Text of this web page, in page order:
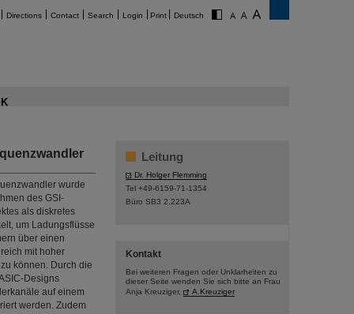
Directions Contact Search Login Print Deutsch
wurde
des GSI-
als diskretes
um Ladungsflüsse
über einen
mit hoher
können. Durch die
Designs
auf einem
werden. Zudem
Leitung
Dr. Holger Flemming
Tel +49-6159-71-1354
Büro SB3 2.223A
Kontakt
Bei weiteren Fragen oder Unklarheiten zu
dieser Seite wenden Sie sich bitte an Frau
Anja Kreuziger,
A.Kreuziger